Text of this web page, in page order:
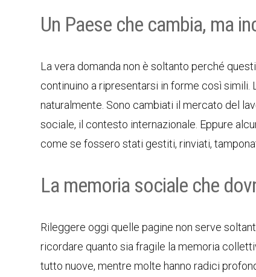
Un Paese che cambia, ma
La vera domanda non è soltanto perché
continuino a ripresentarsi in forme così simili.
naturalmente. Sono cambiati il mercato del
sociale, il contesto internazionale. Eppure
come se fossero stati gestiti, rinviati,
La memoria sociale che
Rileggere oggi quelle pagine non serve
ricordare quanto sia fragile la memoria
tutto nuove, mentre molte hanno radici